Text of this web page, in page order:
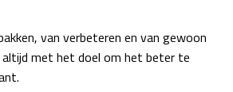
van verbeteren en van gewoon
met het doel om het beter te